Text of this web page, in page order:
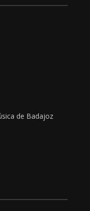
de Badajoz